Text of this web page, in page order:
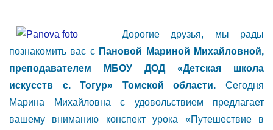
Дорогие друзья, мы рады
познакомить вас с Пановой Мариной Михайловной,
преподавателем МБОУ ДОД «Детская школа
искусств с. Тогур» Томской области. Сегодня
Марина Михайловна с удовольствием предлагает
вашему вниманию конспект урока «Путешествие в